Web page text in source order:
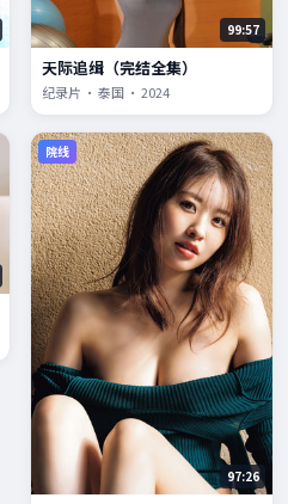
99:57
天际追缉（完结全集）
纪录片 · 泰国 · 2024
院线
97:26